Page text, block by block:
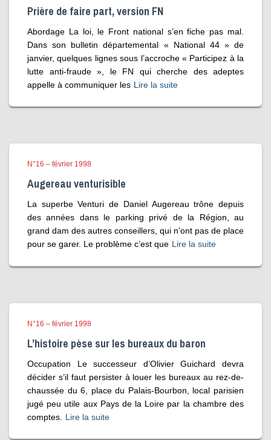
Prière de faire part, version FN
Abordage La loi, le Front national s’en fiche pas mal.
Dans son bulletin départemental « National 44 » de
janvier, quelques lignes sous l’accroche « Participez à la
lutte anti-fraude », le FN qui cherche des adeptes
appelle à communiquer les Lire la suite
N°16 – février 1998
Augereau venturisible
La superbe Venturi de Daniel Augereau trône depuis
des années dans le parking privé de la Région, au
grand dam des autres conseillers, qui n’ont pas de place
pour se garer. Le problème c’est que Lire la suite
N°16 – février 1998
L’histoire pèse sur les bureaux du baron
Occupation Le successeur d’Olivier Guichard devra
décider s’il faut persister à louer les bureaux au rez-de-
chaussée du 6, place du Palais-Bourbon, local parisien
jugé peu utile aux Pays de la Loire par la chambre des
comptes.
Lire la suite